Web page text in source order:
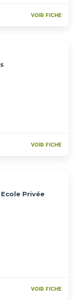
VOIR FICHE
VOIR FICHE
Privée
VOIR FICHE